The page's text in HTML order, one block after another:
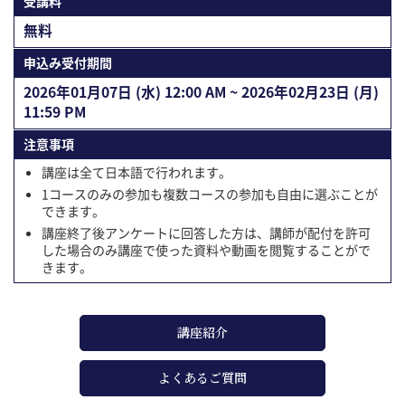
無料
申込み受付期間
2026年01⽉07⽇ (水) 12:00 AM ~ 2026年02⽉23⽇ (月)
11:59 PM
注意事項
講座は全て日本語で行われます。
1コースのみの参加も複数コースの参加も自由に選ぶことが
できます。
講座終了後アンケートに回答した方は、講師が配付を許可
した場合のみ講座で使った資料や動画を閲覧することがで
きます。
講座紹介
よくあるご質問